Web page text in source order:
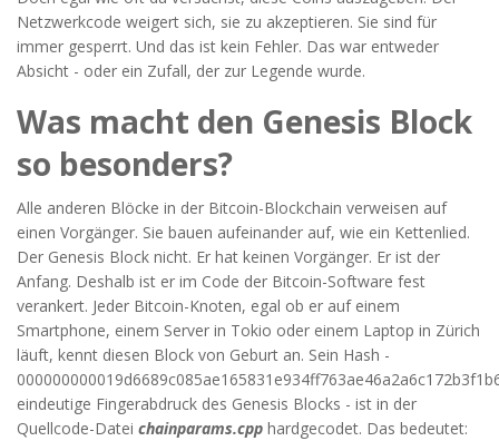
Netzwerkcode weigert sich, sie zu akzeptieren. Sie sind für
immer gesperrt. Und das ist kein Fehler. Das war entweder
Absicht - oder ein Zufall, der zur Legende wurde.
Was macht den Genesis Block
so besonders?
Alle anderen Blöcke in der Bitcoin-Blockchain verweisen auf
einen Vorgänger. Sie bauen aufeinander auf, wie ein Kettenlied.
Der Genesis Block nicht. Er hat keinen Vorgänger. Er ist der
Anfang. Deshalb ist er im Code der Bitcoin-Software fest
verankert. Jeder Bitcoin-Knoten, egal ob er auf einem
Smartphone, einem Server in Tokio oder einem Laptop in Zürich
läuft, kennt diesen Block von Geburt an. Sein Hash -
eindeutige Fingerabdruck des Genesis Blocks - ist in der
Quellcode-Datei chainparams.cpp hardgecodet. Das bedeutet: